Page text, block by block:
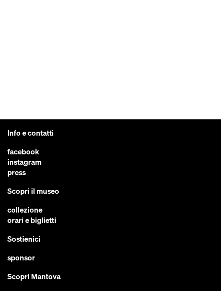
Info e contatti
facebook
instagram
press
Scopri il museo
collezione
orari e biglietti
Sostienici
sponsor
Scopri Mantova